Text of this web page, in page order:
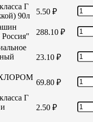
Г
90л
5.50 ₽
Россия"
288.10 ₽
23.10 ₽
ХЛОРОМ
69.80 ₽
Г
2.50 ₽